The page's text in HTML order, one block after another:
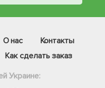
О нас
Контакты
Как сделать заказ
Украине: